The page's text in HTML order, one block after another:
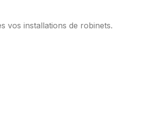
vos installations de robinets.